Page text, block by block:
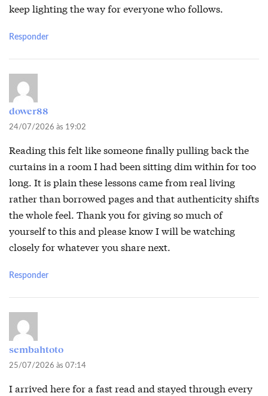
keep lighting the way for everyone who follows.
Responder
dower88
24/07/2026 às 19:02
Reading this felt like someone finally pulling back the
curtains in a room I had been sitting dim within for too
long. It is plain these lessons came from real living
rather than borrowed pages and that authenticity shifts
the whole feel. Thank you for giving so much of
yourself to this and please know I will be watching
closely for whatever you share next.
Responder
sembahtoto
25/07/2026 às 07:14
I arrived here for a fast read and stayed through every